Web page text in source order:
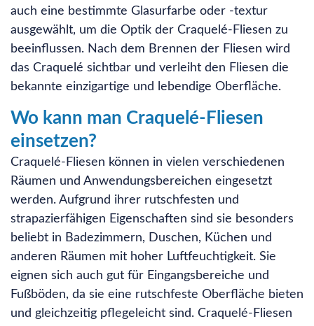
auch eine bestimmte Glasurfarbe oder -textur
ausgewählt, um die Optik der Craquelé-Fliesen zu
beeinflussen. Nach dem Brennen der Fliesen wird
das Craquelé sichtbar und verleiht den Fliesen die
bekannte einzigartige und lebendige Oberfläche.
Wo kann man Craquelé-Fliesen
einsetzen?
Craquelé-Fliesen können in vielen verschiedenen
Räumen und Anwendungsbereichen eingesetzt
werden. Aufgrund ihrer rutschfesten und
strapazierfähigen Eigenschaften sind sie besonders
beliebt in Badezimmern, Duschen, Küchen und
anderen Räumen mit hoher Luftfeuchtigkeit. Sie
eignen sich auch gut für Eingangsbereiche und
Fußböden, da sie eine rutschfeste Oberfläche bieten
und gleichzeitig pflegeleicht sind. Craquelé-Fliesen